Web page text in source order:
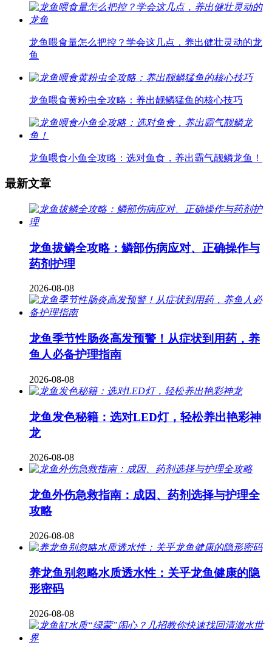
龙鱼喂食量怎么把控？学会这几点，养出健壮灵动的龙
鱼
龙鱼喂食黄粉虫全攻略：养出靓鳞猛鱼的核心技巧
龙鱼喂食小鱼全攻略：选对鱼食，养出霸气靓鳞龙鱼！
最新文章
龙鱼拔鳞全攻略：鳞部伤病应对、正确操作与
药剂护理
2026-08-08
龙鱼季节性肠炎高发预警！从症状到用药，养
鱼人必备护理指南
2026-08-08
龙鱼发色秘籍：选对LED灯，轻松养出艳彩神
龙
2026-08-08
龙鱼外伤急救指南：成因、药剂选择与护理全
攻略
2026-08-08
养龙鱼别忽略水质透水性：关乎龙鱼健康的隐
形密码
2026-08-08